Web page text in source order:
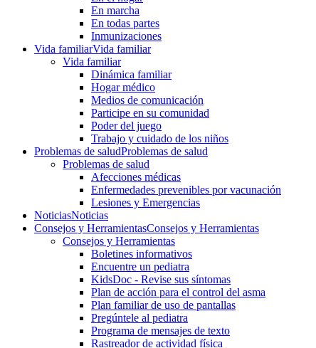
En marcha
En todas partes
Inmunizaciones
Vida familiarVida familiar
Vida familiar
Dinámica familiar
Hogar médico
Medios de comunicación
Participe en su comunidad
Poder del juego
Trabajo y cuidado de los niños
Problemas de saludProblemas de salud
Problemas de salud
Afecciones médicas
Enfermedades prevenibles por vacunación
Lesiones y Emergencias
NoticiasNoticias
Consejos y HerramientasConsejos y Herramientas
Consejos y Herramientas
Boletines informativos
Encuentre un pediatra
KidsDoc - Revise sus síntomas
Plan de acción para el control del asma
Plan familiar de uso de pantallas
Pregúntele al pediatra
Programa de mensajes de texto
Rastre​​ador de activida​d física